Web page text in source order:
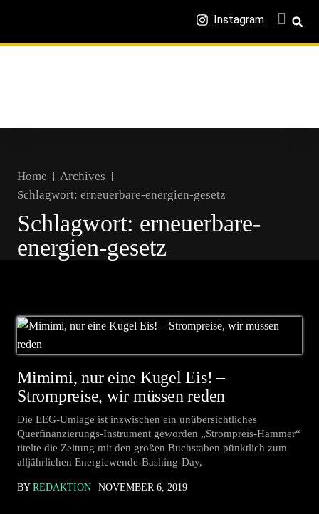
Instagram
Home
Archives
Schlagwort: erneuerbare-energien-gesetz
Schlagwort: erneuerbare-
energien-gesetz
Mimimi, nur eine Kugel Eis! –
Strompreise, wir müssen reden
Die EEG-Umlage ist inzwischen ein unübersichtliches
Querfinanzierungs-Instrument geworden „Strompreis-Hammer“
titelte die Zeitung mit den großen Buchstaben pünktlich zum
alljährlichen Energiewende-Bashing-Day,
BY REDAKTION NOVEMBER 6, 2019